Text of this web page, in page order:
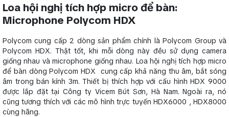
Loa hội nghị tích hợp micro để bàn:
Microphone Polycom HDX
Polycom cung cấp 2 dòng sản phẩm chính là Polycom Group và
Polycom HDX. Thật tốt, khi mỗi dòng này đều sử dụng camera
giống nhau và microphone giống nhau. Loa hội nghị tích hợp micro
để bàn dòng Polycom HDX cung cấp khả năng thu âm, bắt sóng
âm trong bán kính 3m. Thiết bị thích hợp với cấu hình HDX 9000
được lắp đặt tại Công ty Vicem Bút Sơn, Hà Nam. Ngoài ra, nó
cũng tương thích với các mô hình trực tuyến HDX6000 , HDX8000
cùng hãng.